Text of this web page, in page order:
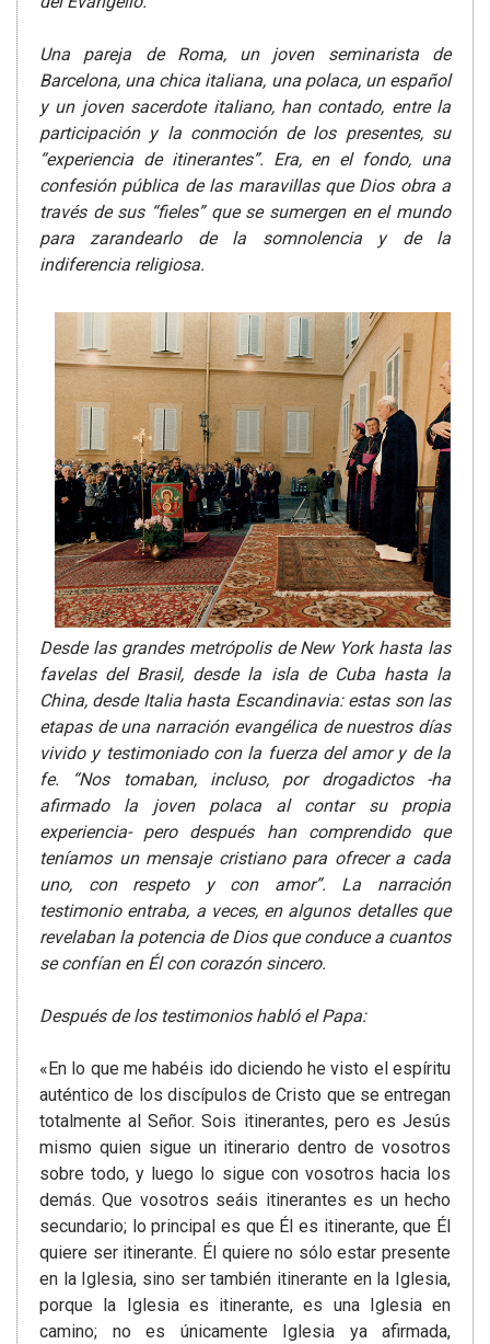
Una pareja de Roma, un joven seminarista de
Barcelona, una chica italiana, una polaca, un español
y un joven sacerdote italiano, han contado, entre la
participación y la conmoción de los presentes, su
“experiencia de itinerantes”. Era, en el fondo, una
confesión pública de las maravillas que Dios obra a
través de sus “fieles” que se sumergen en el mundo
para zarandearlo de la somnolencia y de la
indiferencia religiosa.
Desde las grandes metrópolis de New York hasta las
favelas del Brasil, desde la isla de Cuba hasta la
China, desde Italia hasta Escandinavia: estas son las
etapas de una narración evangélica de nuestros días
vivido y testimoniado con la fuerza del amor y de la
fe. “Nos tomaban, incluso, por drogadictos -ha
afirmado la joven polaca al contar su propia
experiencia- pero después han comprendido que
teníamos un mensaje cristiano para ofrecer a cada
uno, con respeto y con amor”. La narración
testimonio entraba, a veces, en algunos detalles que
revelaban la potencia de Dios que conduce a cuantos
se confían en Él con corazón sincero.
Después de los testimonios habló el Papa:
«En lo que me habéis ido diciendo he visto el espíritu
auténtico de los discípulos de Cristo que se entregan
totalmente al Señor. Sois itinerantes, pero es Jesús
mismo quien sigue un itinerario dentro de vosotros
sobre todo, y luego lo sigue con vosotros hacia los
demás. Que vosotros seáis itinerantes es un hecho
secundario; lo principal es que Él es itinerante, que Él
quiere ser itinerante. Él quiere no sólo estar presente
en la Iglesia, sino ser también itinerante en la Iglesia,
porque la Iglesia es itinerante, es una Iglesia en
camino; no es únicamente Iglesia ya afirmada,